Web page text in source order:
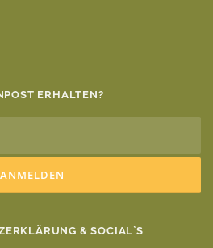
ERHALTEN?
& SOCIAL`S